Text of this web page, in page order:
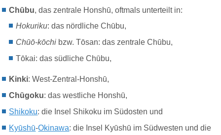
Chūbu, das zentrale Honshū, oftmals unterteilt in:
Hokuriku: das nördliche Chūbu,
Chūō-kōchi bzw. Tōsan: das zentrale Chūbu,
Tōkai: das südliche Chūbu,
Kinki: West-Zentral-Honshū,
Chūgoku: das westliche Honshū,
Shikoku: die Insel Shikoku im Südosten und
Kyūshū-Okinawa: die Insel Kyūshū im Südwesten und die